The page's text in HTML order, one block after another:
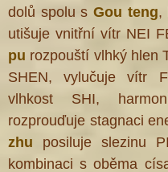
dolů spolu s Gou teng,
utišuje vnitřní vítr NEI
pu rozpouští vlhký hlen
SHEN, vylučuje vítr
vlhkost SHI,
rozprouďuje stagnaci
zhu posiluje slezinu
kombinaci s oběma